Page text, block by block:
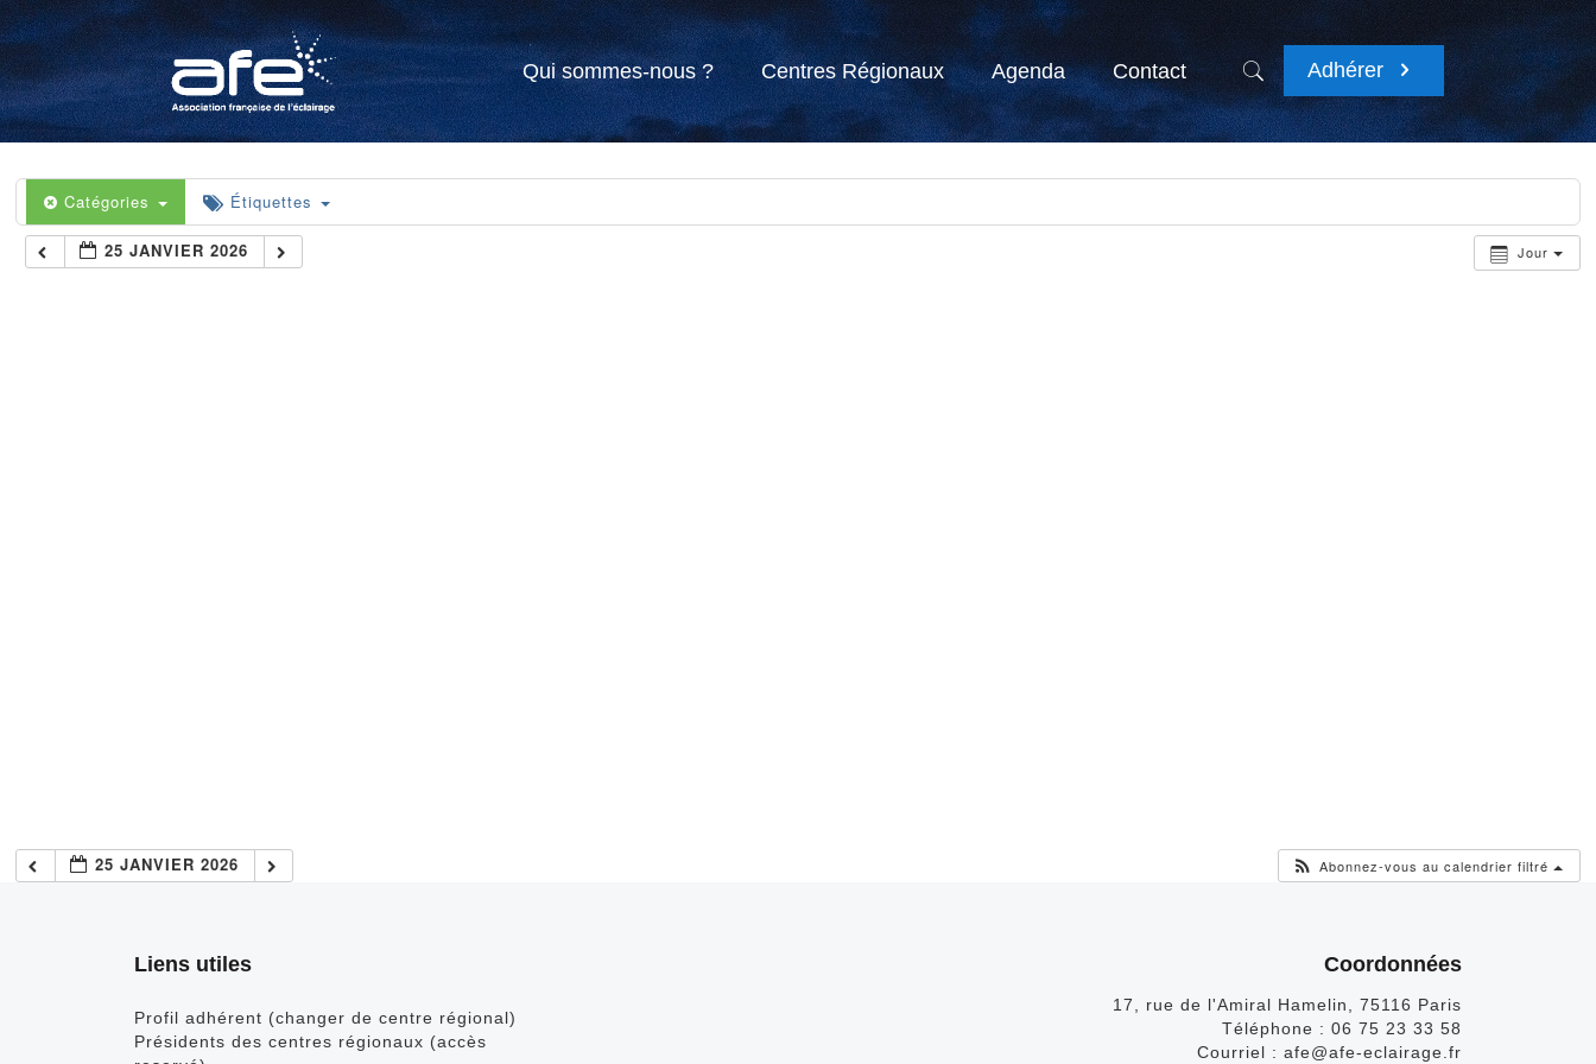
Qui sommes-nous ? Centres Régionaux Agenda Contact Adhérer
Catégories Étiquettes
Jour
25 JANVIER 2026
25 JANVIER 2026 Abonnez-vous au calendrier filtré
Liens utiles
Profil adhérent (changer de centre régional)
Présidents des centres régionaux (accès
Coordonnées
17, rue de l'Amiral Hamelin, 75116 Paris
Téléphone : 06 75 23 33 58
Courriel : afe@afe-eclairage.fr